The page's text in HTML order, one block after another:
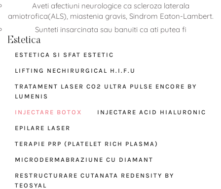
Estetica
ESTETICA SI SFAT ESTETIC
LIFTING NECHIRURGICAL H.I.F.U
TRATAMENT LASER CO2 ULTRA PULSE ENCORE BY
LUMENIS
INJECTARE BOTOX INJECTARE ACID HIALURONIC
EPILARE LASER
TERAPIE PRP (PLATELET RICH PLASMA)
MICRODERMABRAZIUNE CU DIAMANT
RESTRUCTURARE CUTANATA REDENSITY BY
TEOSYAL
Aveti afectiuni neurologice ca scleroza laterala
amiotrofica(ALS), miastenia gravis, Sindrom Eaton-Lambert.
Sunteti insarcinata sau banuiti ca ati putea fi